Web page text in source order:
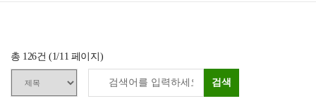
총 126건 (1/11 페이지)
검색